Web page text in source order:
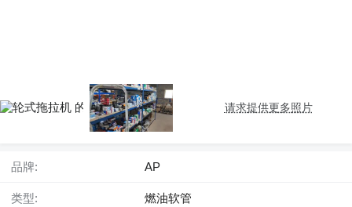
请求提供更多照片
品牌: AP
类型: 燃油软管